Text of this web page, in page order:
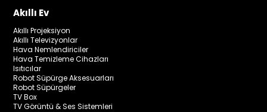
Akıllı Ev
Akıllı Projeksiyon
Akıllı Televizyonlar
Hava Nemlendiriciler
Hava Temizleme Cihazları
Isıtıcılar
Robot Süpürge Aksesuarları
Robot Süpürgeler
TV Box
TV Görüntü & Ses Sistemleri